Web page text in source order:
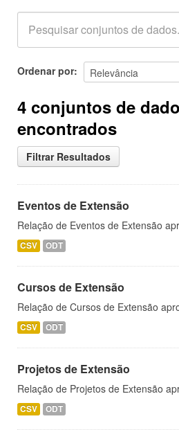
Ordenar por
4 conjuntos de
encontrados
Filtrar Resultados
Eventos de Extensão
Relação de Eventos de Extensão
CSV ODT
Cursos de Extensão
Relação de Cursos de Extensão
CSV ODT
Projetos de Extensão
Relação de Projetos de Extensão
CSV ODT